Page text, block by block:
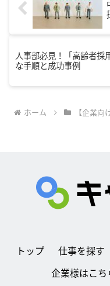
人事部必見！「高齢者採
な手順と成功事例
ホーム 【企業向
トップ 仕事を探す
企業様はこち